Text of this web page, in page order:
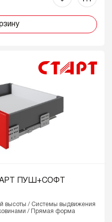
ПУШ+СОФТ
высоты / Системы выдвижения
/ Прямая форма